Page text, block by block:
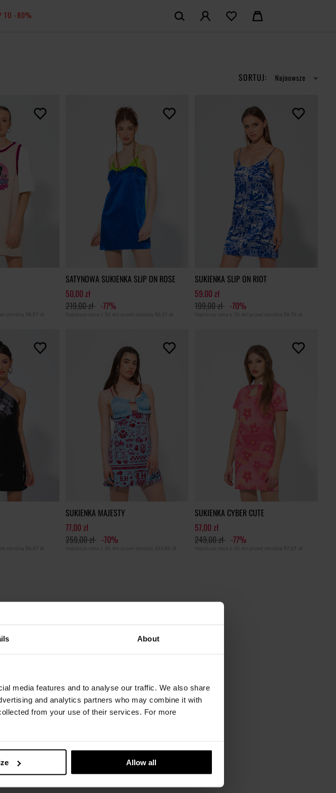
About
media features and to analyse our traffic. We also share
and analytics partners who may combine it with
from your use of their services. For more
Allow all
TO -80%
NIE MAM KONTA
ZAŁÓŻ KONTO
SORTUJ: Najnowsze
obniżką 36,57 zł
SATYNOWA SUKIENKA SLIP ON ROSE
50,00 zł
219,00 zł -77%
Najniższa cena z 30 dni przed obniżką 50,37 zł
SUKIENKA SLIP ON RIOT
59,00 zł
199,00 zł -70%
Najniższa cena z 30 dni przed obniżką 59,70 zł
obniżką 50,37 zł
SUKIENKA MAJESTY
77,00 zł
259,00 zł -70%
Najniższa cena z 30 dni przed obniżką 103,60 zł
SUKIENKA CYBER CUTE
57,00 zł
249,00 zł -77%
Najniższa cena z 30 dni przed obniżką 57,27 zł